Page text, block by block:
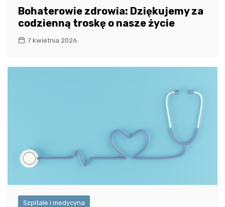
Bohaterowie zdrowia: Dziękujemy za
codzienną troskę o nasze życie
7 kwietnia 2026
Szpitale i medycyna